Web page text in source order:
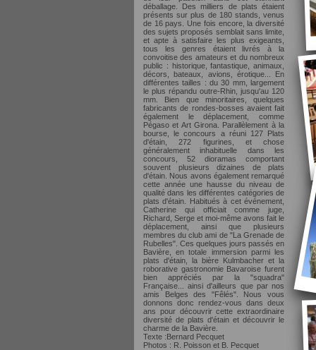
déballage. Des milliers de plats étaient
présents sur plus de 180 stands, venus
de 16 pays. Une fois encore, la diversité
des sujets proposés semblait sans limite,
et apte à satisfaire les plus exigeants,
tous les genres étaient livrés à la
convoitise des amateurs et du nombreux
public : historique, fantastique, animaux,
décors, bateaux, avions, érotique... En
différentes tailles : du 30 mm, largement
le plus répandu outre-Rhin, jusqu'au 120
mm. Bien que minoritaires, quelques
fabricants de rondes-bosses avaient fait
également le déplacement, comme
Pégaso et Art Girona. Parallèlement à la
bourse, le concours a réuni 127 Plats
d'étain, 272 figurines, et chose
généralement inhabituelle dans les
concours, 52 dioramas comportant
souvent plusieurs dizaines de plats
d'étain. Nous avons également remarqué
cette année une hausse du niveau de
qualité dans les différentes catégories de
plats d'étain. Habitués à cet événement,
Catherine qui officiait comme juge,
Richard, Serge et moi-même avons fait le
déplacement, ainsi que plusieurs
membres du club ami de "La Grenade de
Rubelles". Ces quelques jours passés en
Bavière, en totale immersion parmi les
plats d'étain, la bière Kulmbacher et la
roborative gastronomie Bavaroise furent
bien appréciés par la "squadra"
Française... ainsi d'ailleurs que par nos
amis Belges des "Fêlés". Nous vous
donnons donc rendez-vous dans deux
ans pour découvrir cette extraordinaire
diversité de plats d'étain et découvrir le
charme de la Bavière.
Texte :Bernard Pecquet
Photos : R. Poisson et B. Pecquet